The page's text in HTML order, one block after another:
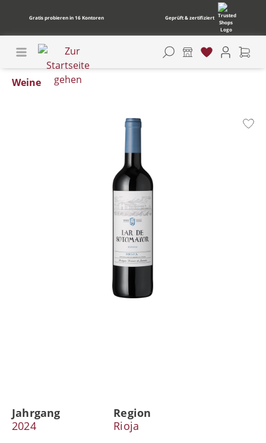
Gratis probieren in 16 Kontoren Geprüft & zertifiziert
Weine
Jahrgang
2024
Region
Rioja